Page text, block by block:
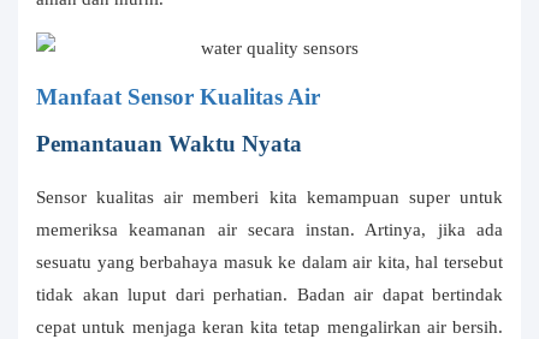
Manfaat Sensor Kualitas Air
Pemantauan Waktu Nyata
Sensor kualitas air memberi kita kemampuan super untuk
memeriksa keamanan air secara instan. Artinya, jika ada
sesuatu yang berbahaya masuk ke dalam air kita, hal tersebut
tidak akan luput dari perhatian. Badan air dapat bertindak
cepat untuk menjaga keran kita tetap mengalirkan air bersih.